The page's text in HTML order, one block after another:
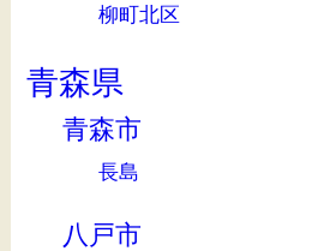
柳町北区
青森県
青森市
長島
八戸市